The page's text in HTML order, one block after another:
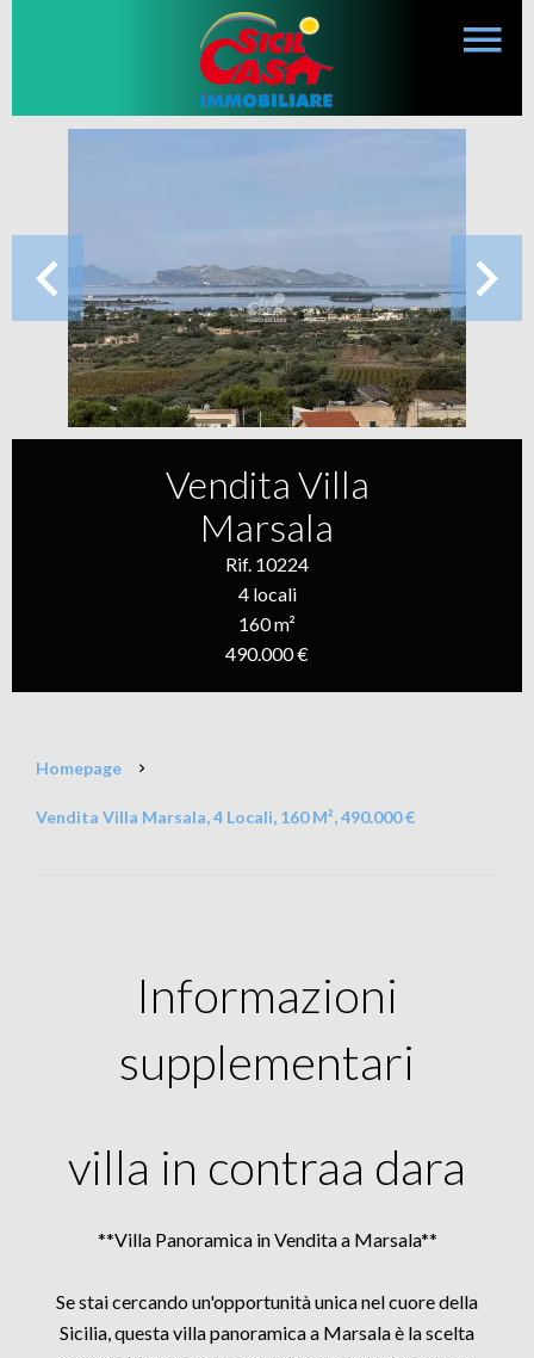
Vendita Villa
Marsala
Rif. 10224
4 locali
160 m²
490.000 €
Homepage
Vendita Villa Marsala, 4 Locali, 160 M², 490.000 €
Informazioni
supplementari
villa in contraa dara
**Villa Panoramica in Vendita a Marsala**
Se stai cercando un'opportunità unica nel cuore della
Sicilia, questa villa panoramica a Marsala è la scelta